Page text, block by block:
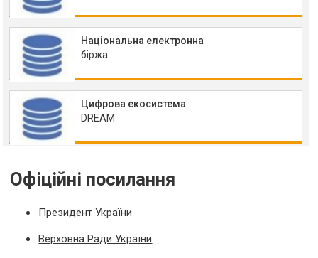
Національна електронна
біржа
Цифрова екосистема
DREAM
Офіційні посилання
Президент України
Верховна Ради України